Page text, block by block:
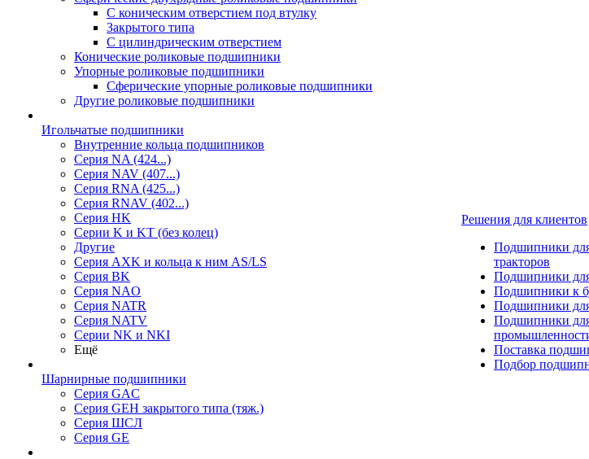
С коническим отверстием под втулку
Закрытого типа
С цилиндрическим отверстием
Конические роликовые подшипники
Упорные роликовые подшипники
Сферические упорные роликовые подшипники
Другие роликовые подшипники
Игольчатые подшипники
Внутренние кольца подшипников
Серия NA (424...)
Серия NAV (407...)
Серия RNA (425...)
Серия RNAV (402...)
Серия HK
Серии K и KT (без колец)
Другие
Серия AXK и кольца к ним AS/LS
Серия BK
Серия NAO
Серия NATR
Серия NATV
Серии NK и NKI
Ещё
Шарнирные подшипники
Серия GAC
Серия GEH закрытого типа (тяж.)
Серия ШСЛ
Серия GE
Решения для клиентов
Подшипники для
тракторов
Подшипники
Подшипники к
Подшипники
Подшипники
Поставка
Подбор